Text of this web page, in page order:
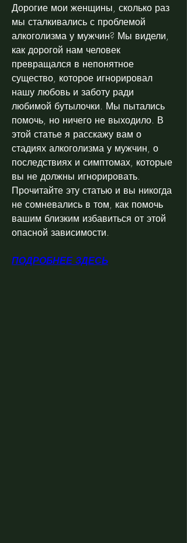
Дорогие мои женщины, сколько раз
мы сталкивались с проблемой
алкоголизма у мужчин? Мы видели,
как дорогой нам человек
превращался в непонятное
существо, которое игнорировал
нашу любовь и заботу ради
любимой бутылочки. Мы пытались
помочь, но ничего не выходило. В
этой статье я расскажу вам о
стадиях алкоголизма у мужчин, о
последствиях и симптомах, которые
вы не должны игнорировать.
Прочитайте эту статью и вы никогда
не сомневались в том, как помочь
вашим близким избавиться от этой
опасной зависимости.
ПОДРОБНЕЕ ЗДЕСЬ